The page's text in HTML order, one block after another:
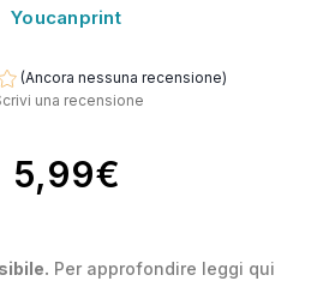
Youcanprint
(Ancora nessuna recensione)
una recensione
5,99€
Per approfondire leggi qui